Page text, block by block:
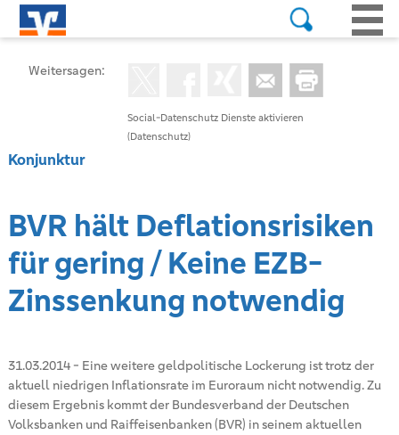
Social-Datenschutz Dienste aktivieren
(Datenschutz)
Weitersagen:
Konjunktur
BVR hält Deflationsrisiken
für gering / Keine EZB-
Zinssenkung notwendig
31.03.2014- Eine weitere geldpolitische Lockerung ist trotz der
aktuell niedrigen Inflationsrate im Euroraum nicht notwendig. Zu
diesem Ergebnis kommt der Bundesverband der Deutschen
Volksbanken und Raiffeisenbanken (BVR) in seinem aktuellen